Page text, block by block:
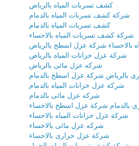
كشف تسربات المياه بالرياض
شركة كشف تسربات المياه بالدمام
كشف تسربات المياه بالدمام
شركة كشف تسربات المياه بالاحساء
بالاحساء شركة عزل اسطح بالرياض
شركة عزل خزانات المياه بالرياض
شركه عزل مائى بالرياض
بالرياض شركة عزل اسطح بالدمام
شركة عزل خزانات المياه بالدمام
شركه عزل مائى بالدمام
بالدمام شركة عزل اسطح بالاحساء
شركة عزل خزانات المياه بالاحساء
شركه عزل مائى بالاحساء
شركة عزل حرارى بالاحساء